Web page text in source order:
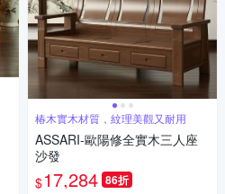
椿木實木材質，紋理美觀又耐用
ASSARI-歐陽修全實木三人座
沙發
$17,284 86折